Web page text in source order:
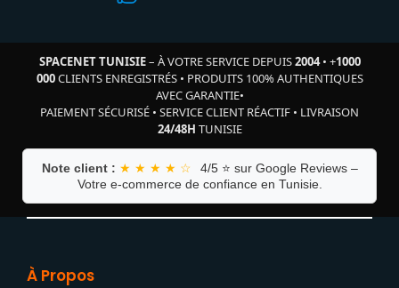
SPACENET TUNISIE– À VOTRE SERVICE DEPUIS2004• +1000
000CLIENTS ENREGISTRÉS• PRODUITS 100% AUTHENTIQUES
AVEC GARANTIE•
PAIEMENT SÉCURISÉ • SERVICE CLIENT RÉACTIF • LIVRAISON
24/48H TUNISIE
Note client : ★ ★ ★ ★ ☆
4/5 ⭐ sur Google Reviews –
Votre e-commerce de confiance en Tunisie.
À Propos